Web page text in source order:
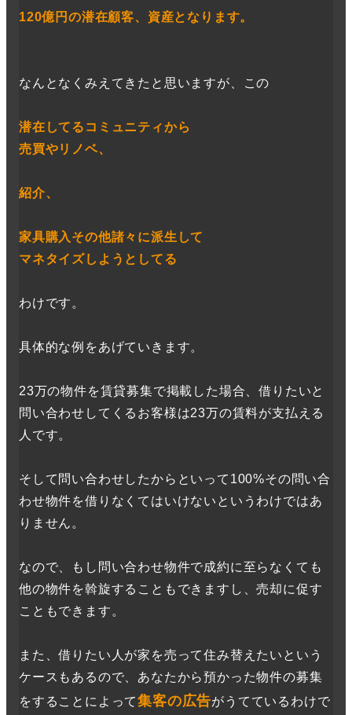
120億円の潜在顧客、資産となります。
なんとなくみえてきたと思いますが、この
潜在してるコミュニティから
売買やリノベ、
紹介、
家具購入その他諸々に派生して
マネタイズしようとしてる
わけです。
具体的な例をあげていきます。
23万の物件を賃貸募集で掲載した場合、借りたいと
問い合わせしてくるお客様は23万の賃料が支払える
人です。
そして問い合わせしたからといって100%その問い合
わせ物件を借りなくてはいけないというわけではあ
りません。
なので、もし問い合わせ物件で成約に至らなくても
他の物件を斡旋することもできますし、売却に促す
こともできます。
また、借りたい人が家を売って住み替えたいという
ケースもあるので、あなたから預かった物件の募集
をすることによって集客の広告がうてているわけで